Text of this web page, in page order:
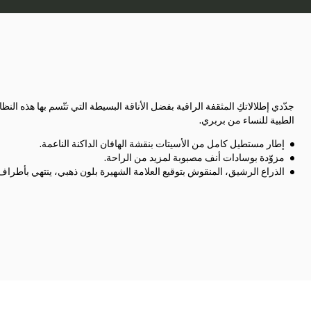
جدّدي إطلالاتكِ المثقفة الراقية بفضل الأناقة البسيطة التي تتّسم بها هذه
الطبية للنساء من بربري.
إطار مستطيل كامل من الأسيتات بنقشة الهافان الداكنة الناعمة.
مزوّدة بوسادات أنف مصبوبة لمزيد من الراحة.
الذراع الرشيق، المنقوش بتوقيع العلامة الشهيرة بلون ذهبي، ينتهي